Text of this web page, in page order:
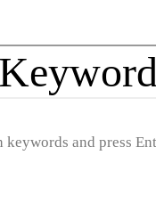
and press